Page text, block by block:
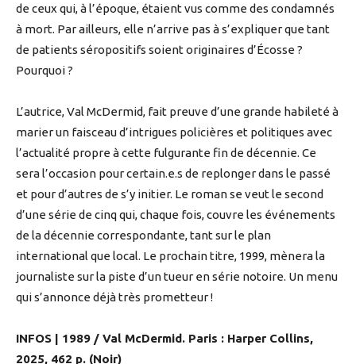
de ceux qui, à l’époque, étaient vus comme des condamnés
à mort. Par ailleurs, elle n’arrive pas à s’expliquer que tant
de patients séropositifs soient originaires d’Écosse ?
Pourquoi ?
L’autrice, Val McDermid, fait preuve d’une grande habileté à
marier un faisceau d’intrigues policières et politiques avec
l’actualité propre à cette fulgurante fin de décennie. Ce
sera l’occasion pour certain.e.s de replonger dans le passé
et pour d’autres de s’y initier. Le roman se veut le second
d’une série de cinq qui, chaque fois, couvre les événements
de la décennie correspondante, tant sur le plan
international que local. Le prochain titre, 1999, mènera la
journaliste sur la piste d’un tueur en série notoire. Un menu
qui s’annonce déjà très prometteur !
INFOS | 1989 / Val McDermid. Paris : Harper Collins,
2025, 462 p. (Noir)